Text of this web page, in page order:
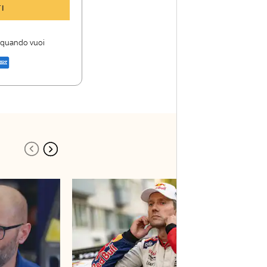
di Sky Sport
vuoi